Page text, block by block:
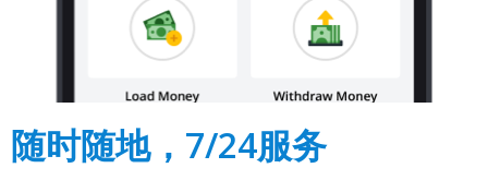
随时随地，7/24服务